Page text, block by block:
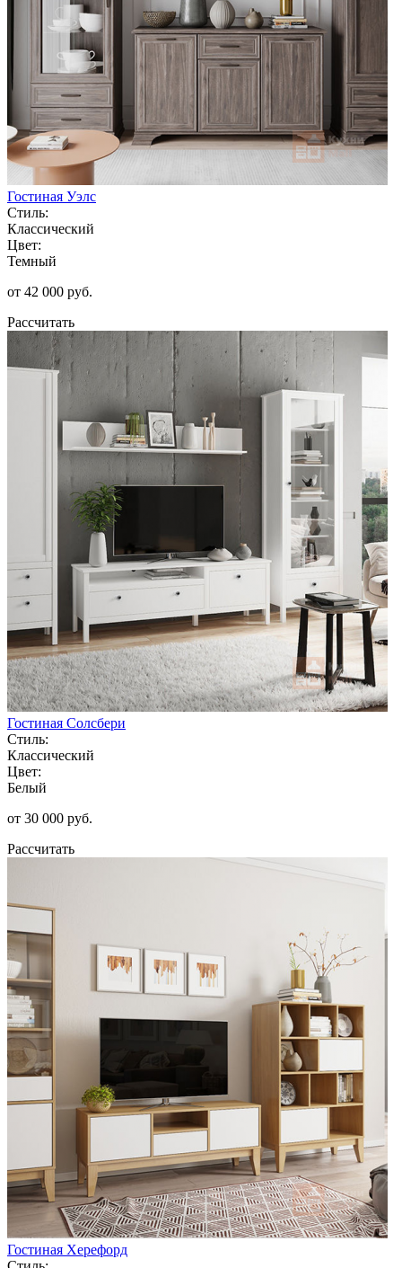
Гостиная Уэлс
Стиль:
Классический
Цвет:
Темный
от 42 000 руб.
Рассчитать
Гостиная Солсбери
Стиль:
Классический
Цвет:
Белый
от 30 000 руб.
Рассчитать
Гостиная Херефорд